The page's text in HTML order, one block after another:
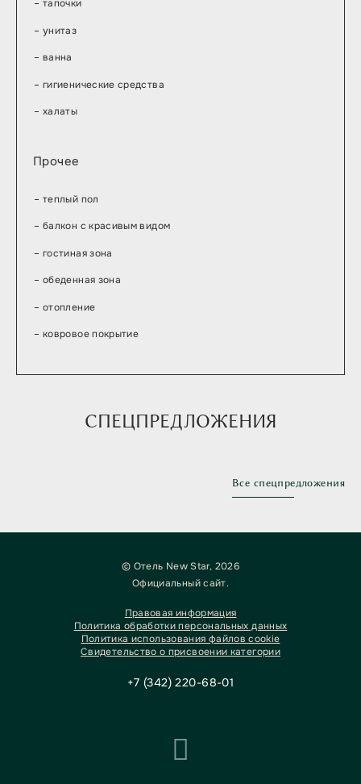
тапочки
унитаз
ванна
гигиенические средства
халаты
Прочее
теплый пол
балкон с красивым видом
гостиная зона
обеденная зона
отопление
ковровое покрытие
СПЕЦПРЕДЛОЖЕНИЯ
Предыдущий слайд
Все спецпредложения
© Отель New Star, 2026
Официальный сайт.
Правовая информация
Политика обработки персональных данных
Политика использования файлов cookie
Свидетельство о присвоении категории
+7 (342) 220-68-01